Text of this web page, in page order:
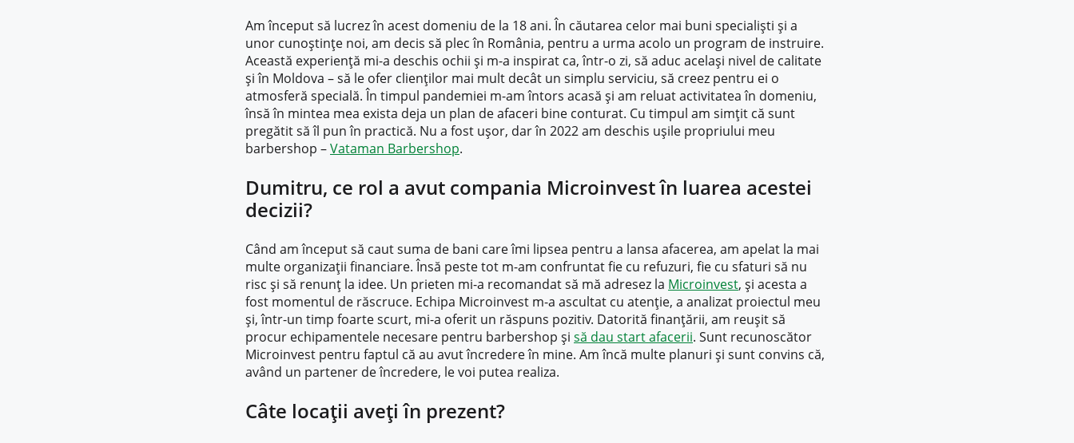
Am început să lucrez în acest domeniu de la 18 ani. În căutarea celor mai buni specialiști și a
unor cunoștințe noi, am decis să plec în România, pentru a urma acolo un program de instruire.
Această experiență mi-a deschis ochii și m-a inspirat ca, într-o zi, să aduc același nivel de calitate
și în Moldova – să le ofer clienților mai mult decât un simplu serviciu, să creez pentru ei o
atmosferă specială. În timpul pandemiei m-am întors acasă și am reluat activitatea în domeniu,
însă în mintea mea exista deja un plan de afaceri bine conturat. Cu timpul am simțit că sunt
pregătit să îl pun în practică. Nu a fost ușor, dar în 2022 am deschis ușile propriului meu
barbershop –Vataman Barbershop.
Dumitru, ce rol a avut compania Microinvest în luarea acestei
decizii?
Când am început să caut suma de bani care îmi lipsea pentru a lansa afacerea, am apelat la mai
multe organizații financiare. Însă peste tot m-am confruntat fie cu refuzuri, fie cu sfaturi să nu
risc și să renunț la idee. Un prieten mi-a recomandat să mă adresez la Microinvest, și acesta a
fost momentul de răscruce. Echipa Microinvest m-a ascultat cu atenție, a analizat proiectul meu
și, într-un timp foarte scurt, mi-a oferit un răspuns pozitiv. Datorită finanțării, am reușit să
procur echipamentele necesare pentru barbershop și să dau start afacerii. Sunt recunoscător
Microinvest pentru faptul că au avut încredere în mine. Am încă multe planuri și sunt convins că,
având un partener de încredere, le voi putea realiza.
Câte locații aveți în prezent?